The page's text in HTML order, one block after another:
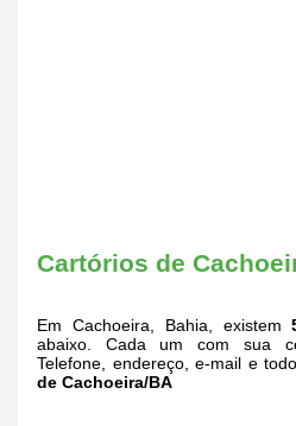
Cartórios de
Em Cachoeira, Bahia, existem
abaixo. Cada um com sua
Telefone, endereço, e-mail e
de Cachoeira/BA